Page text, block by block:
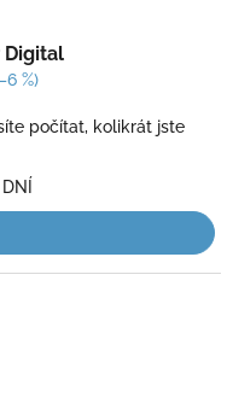
%)
počítat, kolikrát jste